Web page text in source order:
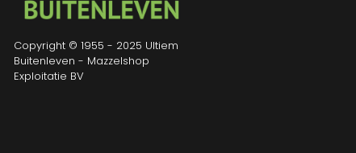
Copyright © 1955 - 2025 Ultiem
Buitenleven - Mazzelshop
Exploitatie BV